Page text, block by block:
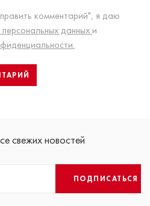
комментарий", я даю
данных и
свежих новостей
ПОДПИСАТЬСЯ